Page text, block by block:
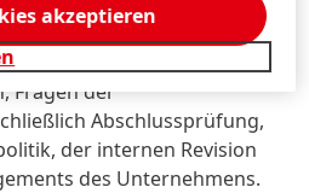
sich insbesondere mit
Fragen der
Abschlussprüfung,
der internen Revision
des Unternehmens.
akzeptieren